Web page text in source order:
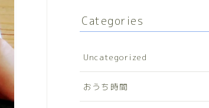
Categories
Uncategorized
おうち時間